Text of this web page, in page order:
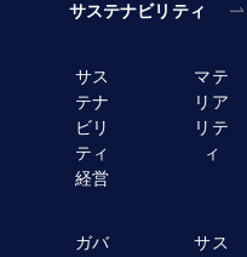
サステナビリティ
サス
テナ
ビリ
ティ
経営
マテ
リア
リテ
ィ
ガバ
サス